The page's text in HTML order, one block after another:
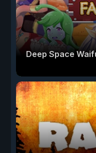
Deep Space